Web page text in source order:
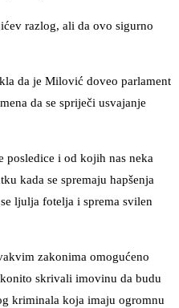
razlog, ali da ovo sigurno
da je Milović doveo parlament
da se spriječi usvajanje
posledice i od kojih nas neka
kada se spremaju hapšenja
ljulja fotelja i sprema svilen
zakonima omogućeno
skrivali imovinu da budu
kriminala koja imaju ogromnu